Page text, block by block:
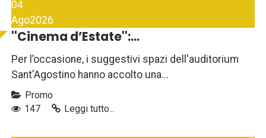
04
Ago2026
''Cinema d’Estate'':...
Per l’occasione, i suggestivi spazi dell'auditorium
Sant'Agostino hanno accolto una...
Promo
147
Leggi tutto...